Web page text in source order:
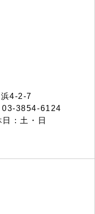
4-2-7
3854-6124
：土・日